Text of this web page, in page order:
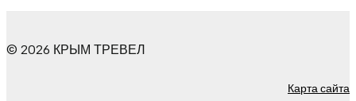
© 2026 КРЫМ ТРЕВЕЛ
Карта сайта